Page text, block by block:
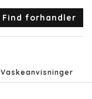
Find forhandler
Vaskeanvisninger